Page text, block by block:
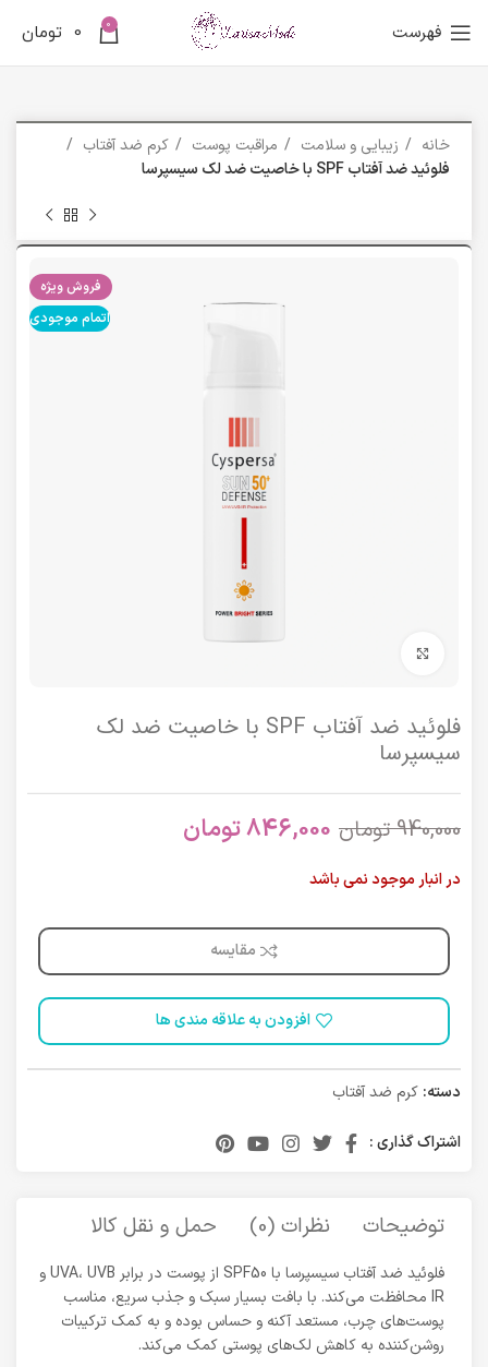
فهرست 0
0 تومان
خانه زیبایی و سلامت مراقبت پوست
کرم ضد آفتاب
فلوئید ضد آفتاب SPF با خاصیت ضد لک سیسپرسا
فروش ویژه
اتمام موجودی
فلوئید ضد آفتاب SPF با خاصیت ضد لک
سیسپرسا
940,000 تومان 846,000تومان
در انبار موجود نمی باشد
مقایسه
افزودن به علاقه مندی ها
دسته: کرم ضد آفتاب
اشتراک گذاری :
توضیحات نظرات (0) حمل و نقل کالا
فلوئید ضد آفتاب سیسپرسا با SPF50 از پوست در برابر UVA، UVB و
IR محافظت می‌کند. با بافت بسیار سبک و جذب سریع، مناسب
پوست‌های چرب، مستعد آکنه و حساس بوده و به کمک ترکیبات
روشن‌کننده به کاهش لک‌های پوستی کمک می‌کند.